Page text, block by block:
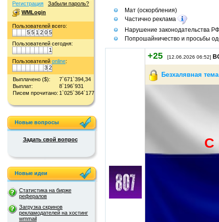
Регистрация
Забыли пароль?
WMLogin
Пользователей всего:
5 5 1 2 0 5
Пользователей сегодня:
1
Пользователей online:
3 2
Выплачено ($):
7`671`394,34
Выплат:
8`196`931
Писем прочитано: 1`025`364`177
Новые вопросы
Задать свой вопрос
Новые идеи
Статистика на бирже
рефералов
Загрузка скринов
рекламодателей на хостинг
wmmail
Мат (оскорбления)
Частично реклама
Нарушение законодательства РФ
Попрошайничество и просьбы
+25 [12.06.2026 06:52]
Безхалявная тема
С